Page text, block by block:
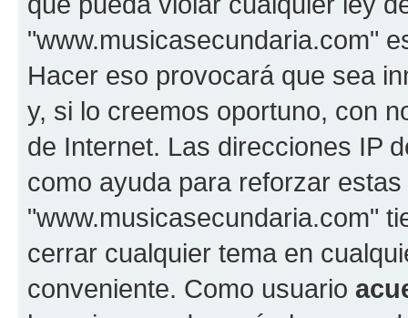
"www.musicasecundaria.com"
Hacer eso provocará que sea
y, si lo creemos oportuno, con
de Internet. Las direcciones IP
como ayuda para reforzar
"www.musicasecundaria.com"
cerrar cualquier tema en
conveniente. Como usuario